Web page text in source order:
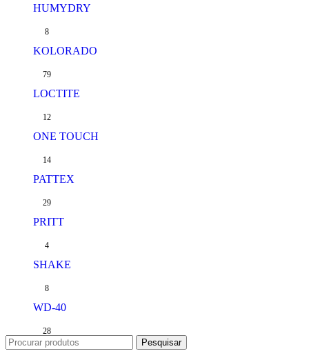
HUMYDRY
8
KOLORADO
79
LOCTITE
12
ONE TOUCH
14
PATTEX
29
PRITT
4
SHAKE
8
WD-40
28
Pesquisar